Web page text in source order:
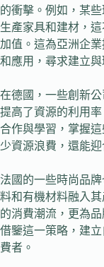
的衝擊。例如，某
生產家具和建材，
加值。這為亞洲企
和應用，尋求建立
在德國，一些創新
提高了資源的利用
合作與學習，掌握
少資源浪費，還能
法國的一些時尚品
料和有機材料融入
的消費潮流，更為
借鑒這一策略，建
費者。